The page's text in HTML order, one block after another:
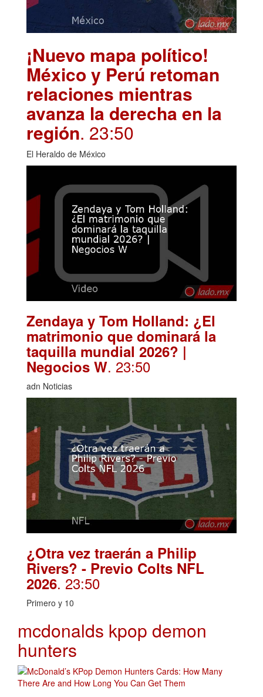
¡Nuevo mapa político!
México y Perú retoman
relaciones mientras
avanza la derecha en la
región. 23:50
El Heraldo de México
Zendaya y Tom Holland: ¿El
matrimonio que dominará la
taquilla mundial 2026? |
Negocios W. 23:50
adn Noticias
¿Otra vez traerán a Philip
Rivers? - Previo Colts NFL
2026. 23:50
Primero y 10
mcdonalds kpop demon
hunters